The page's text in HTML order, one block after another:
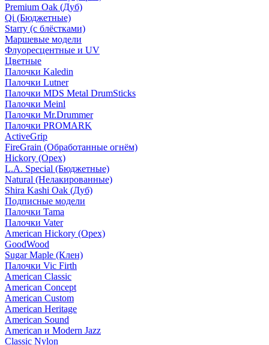
Premium Oak (Дуб)
Qi (Бюджетные)
Starry (с блёстками)
Маршевые модели
Флуоресцентные и UV
Цветные
Палочки Kaledin
Палочки Lutner
Палочки MDS Metal DrumSticks
Палочки Meinl
Палочки Mr.Drummer
Палочки PROMARK
ActiveGrip
FireGrain (Обработанные огнём)
Hickory (Орех)
L.A. Special (Бюджетные)
Natural (Нелакированные)
Shira Kashi Oak (Дуб)
Подписные модели
Палочки Tama
Палочки Vater
American Hickory (Орех)
GoodWood
Sugar Maple (Клен)
Палочки Vic Firth
American Classic
American Concept
American Custom
American Heritage
American Sound
American и Modern Jazz
Classic Nylon